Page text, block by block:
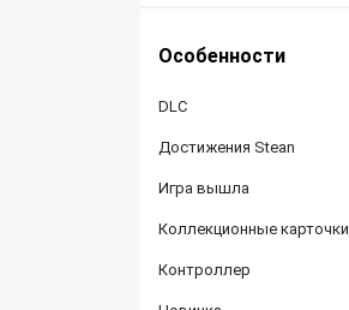
Особенности
DLC
Достижения Stean
Игра вышла
Коллекционные карточки
Контроллер